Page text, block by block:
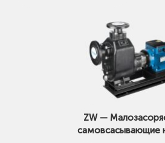
ZW —
самовсасывающие